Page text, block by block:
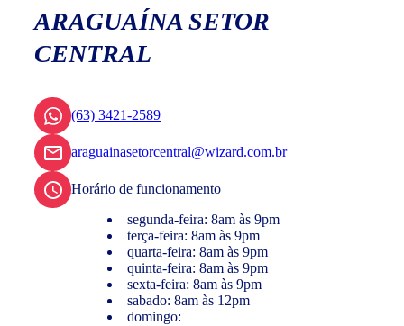
ARAGUAÍNA SETOR
CENTRAL
(63) 3421-2589
araguainasetorcentral@wizard.com.br
Horário de funcionamento
segunda-feira: 8am às 9pm
terça-feira: 8am às 9pm
quarta-feira: 8am às 9pm
quinta-feira: 8am às 9pm
sexta-feira: 8am às 9pm
sabado: 8am às 12pm
domingo: